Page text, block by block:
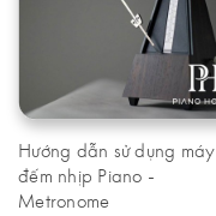
Hướng dẫn sử dụng máy
đếm nhịp Piano -
Metronome